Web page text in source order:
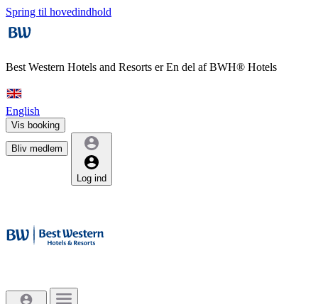
Spring til hovedindhold
Best Western Hotels and Resorts erEn del af BWH® Hotels
English
Vis booking
Bliv medlem
Log ind